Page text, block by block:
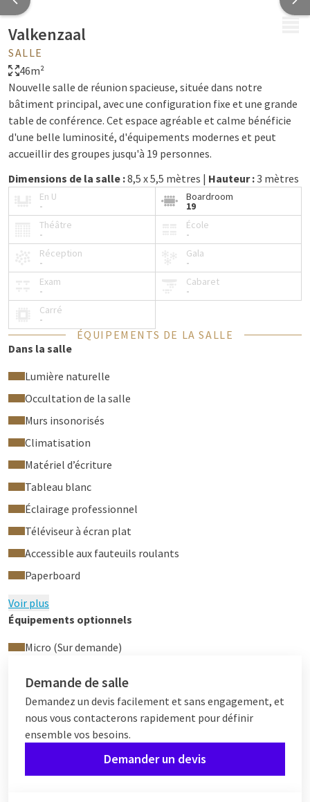
Valkenzaal
SALLE
46m²
Nouvelle salle de réunion spacieuse, située dans notre
bâtiment principal, avec une configuration fixe et une grande
table de conférence. Cet espace agréable et calme bénéficie
d'une belle luminosité, d'équipements modernes et peut
accueillir des groupes jusqu'à 19 personnes.
Dimensions de la salle :8,5 x 5,5 mètres | Hauteur :3 mètres
En U
-
Boardroom
19
Théâtre
-
École
-
Réception
-
Gala
-
Exam
-
Cabaret
-
Carré
-
ÉQUIPEMENTS DE LA SALLE
Dans la salle
Lumière naturelle
Occultation de la salle
Murs insonorisés
Climatisation
Matériel d’écriture
Tableau blanc
Éclairage professionnel
Téléviseur à écran plat
Accessible aux fauteuils roulants
Paperboard
Voir plus
Équipements optionnels
Micro (Sur demande)
Demande de salle
Demandez un devis facilement et sans engagement, et
nous vous contacterons rapidement pour définir
ensemble vos besoins.
Demander un devis